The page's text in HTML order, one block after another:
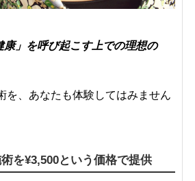
康」を呼び起こす上での理想の
を、あなたも体験してはみません
を¥3,500という価格で提供